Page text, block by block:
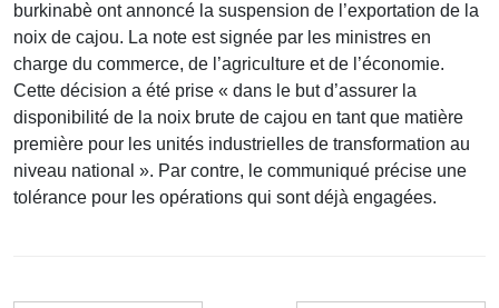
burkinabè ont annoncé la suspension de l’exportation de la
noix de cajou. La note est signée par les ministres en
charge du commerce, de l’agriculture et de l’économie.
Cette décision a été prise « dans le but d’assurer la
disponibilité de la noix brute de cajou en tant que matière
première pour les unités industrielles de transformation au
niveau national ». Par contre, le communiqué précise une
tolérance pour les opérations qui sont déjà engagées.